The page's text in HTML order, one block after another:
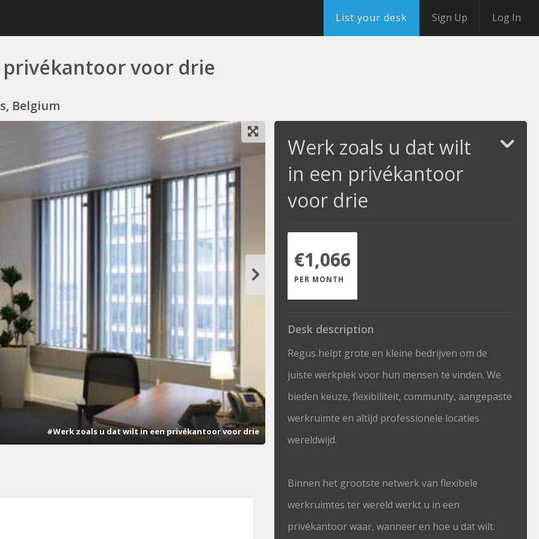
List your desk Sign Up Log In
voor drie
Belgium
#Werk zoals u dat wilt in een privékantoor voor drie
Werk zoals u dat wilt
in een privékantoor
voor drie
€1,066
PER MONTH
Desk description
Regus helpt grote en kleine bedrijven om de
juiste werkplek voor hun mensen te vinden. We
bieden keuze, flexibiliteit, community, aangepaste
werkruimte en altijd professionele locaties
wereldwijd.
Binnen het grootste netwerk van flexibele
werkruimtes ter wereld werkt u in een
privékantoor waar, wanneer en hoe u dat wilt.